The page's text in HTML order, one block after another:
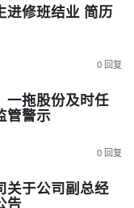
进修班结业 简历
0 回复
一拖股份及时任
管警示
0 回复
关于公司副总经
告